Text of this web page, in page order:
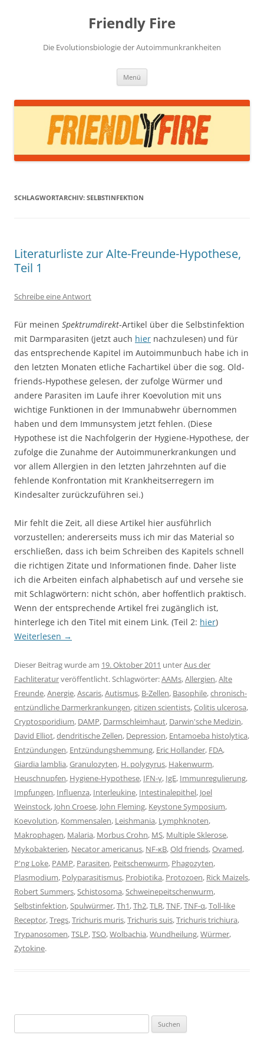
Friendly Fire
Die Evolutionsbiologie der Autoimmunkrankheiten
Menü
SCHLAGWORTARCHIV: SELBSTINFEKTION
Literaturliste zur Alte-Freunde-Hypothese,
Teil 1
Schreibe eine Antwort
Für meinen Spektrumdirekt-Artikel über die Selbstinfektion
mit Darmparasiten (jetzt auch hier nachzulesen) und für
das entsprechende Kapitel im Autoimmunbuch habe ich in
den letzten Monaten etliche Fachartikel über die sog. Old-
friends-Hypothese gelesen, der zufolge Würmer und
andere Parasiten im Laufe ihrer Koevolution mit uns
wichtige Funktionen in der Immunabwehr übernommen
haben und dem Immunsystem jetzt fehlen. (Diese
Hypothese ist die Nachfolgerin der Hygiene-Hypothese, der
zufolge die Zunahme der Autoimmunerkrankungen und
vor allem Allergien in den letzten Jahrzehnten auf die
fehlende Konfrontation mit Krankheitserregern im
Kindesalter zurückzuführen sei.)
Mir fehlt die Zeit, all diese Artikel hier ausführlich
vorzustellen; andererseits muss ich mir das Material so
erschließen, dass ich beim Schreiben des Kapitels schnell
die richtigen Zitate und Informationen finde. Daher liste
ich die Arbeiten einfach alphabetisch auf und versehe sie
mit Schlagwörtern: nicht schön, aber hoffentlich praktisch.
Wenn der entsprechende Artikel frei zugänglich ist,
hinterlege ich den Titel mit einem Link. (Teil 2: hier)
Weiterlesen →
Dieser Beitrag wurde am 19. Oktober 2011 unterAus der
Fachliteraturveröffentlicht. Schlagwörter:AAMs,Allergien,Alte
Freunde,Anergie,Ascaris,Autismus, B-Zellen, Basophile,chronisch-
entzündliche Darmerkrankungen,citizen scientists,Colitis ulcerosa,
Cryptosporidium, DAMP, Darmschleimhaut, Darwin'sche Medizin,
David Elliot,dendritische Zellen, Depression, Entamoeba histolytica,
Entzündungen, Entzündungshemmung, Eric Hollander, FDA,
Giardia lamblia,Granulozyten, H. polygyrus, Hakenwurm,
Heuschnupfen, Hygiene-Hypothese, IFN-γ, IgE, Immunregulierung,
Impfungen, Influenza, Interleukine, Intestinalepithel, Joel
Weinstock, John Croese, John Fleming, Keystone Symposium,
Koevolution, Kommensalen, Leishmania, Lymphknoten,
Makrophagen, Malaria, Morbus Crohn, MS, Multiple Sklerose,
Mykobakterien, Necator americanus, NF-κB,Old friends,Ovamed,
P'ng Loke, PAMP, Parasiten, Peitschenwurm, Phagozyten,
Plasmodium, Polyparasitismus, Probiotika, Protozoen, Rick Maizels,
Robert Summers,Schistosoma,Schweinepeitschenwurm,
Selbstinfektion,Spulwürmer,Th1,Th2,TLR,TNF,TNF-α,Toll-like
Receptor,Tregs,Trichuris muris,Trichuris suis,Trichuris trichiura,
Trypanosomen,TSLP,TSO,Wolbachia,Wundheilung,Würmer,
Zytokine.
nach: